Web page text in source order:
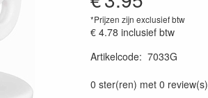
*Prijzen zijn exclusief btw
€ 4.78 inclusief btw
Artikelcode: 7033G
0 ster(ren) met 0 review(s)